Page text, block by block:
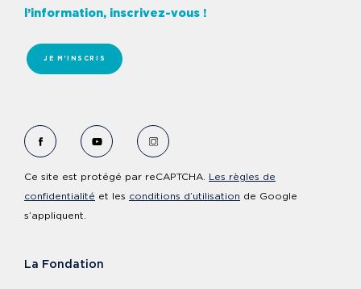
l’information, inscrivez-vous !
JE M'INSCRIS
Voir le Facebook de Fondation Cervo
Voir le YouTube de Fondation Cervo
Voir le Instagram de Fondation
Ce site est protégé par reCAPTCHA. Les règles de
confidentialité et les conditions d’utilisation de Google
s’appliquent.
La Fondation